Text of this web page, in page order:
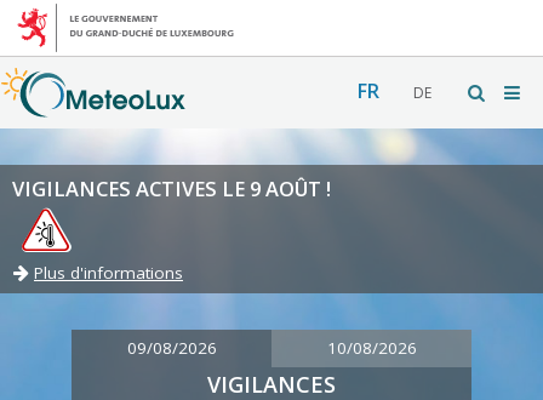
FR DE
VIGILANCES ACTIVES LE 9 AOÛT !
Plus d'informations
09/08/2026 10/08/2026
VIGILANCES